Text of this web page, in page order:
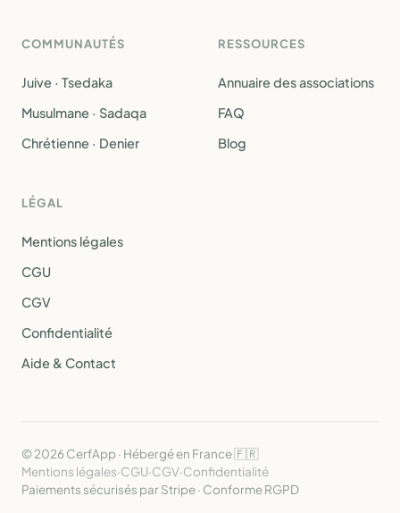
COMMUNAUTÉS
Juive · Tsedaka
Musulmane · Sadaqa
Chrétienne · Denier
RESSOURCES
Annuaire des associations
FAQ
Blog
LÉGAL
Mentions légales
CGU
CGV
Confidentialité
Aide & Contact
© 2026 CerfApp · Hébergé en France 🇫🇷
Mentions légales·CGU·CGV·Confidentialité
Paiements sécurisés par Stripe · Conforme RGPD